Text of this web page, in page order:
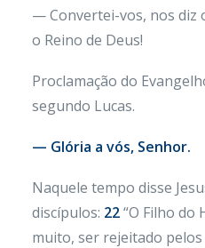
— Convertei-vos, nos diz
o Reino de Deus!
Proclamação do
segundo Lucas.
— Glória a vós, Senhor.
Naquele tempo disse
discípulos: 22“O Filho do
muito, ser rejeitado